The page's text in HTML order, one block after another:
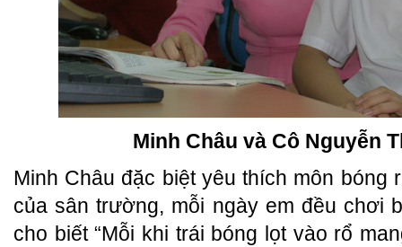
Minh Châu và Cô Nguyễn
Minh Châu đặc biệt yêu thích môn bóng
của sân trường, mỗi ngày em đều chơi
cho biết “Mỗi khi trái bóng lọt vào rổ